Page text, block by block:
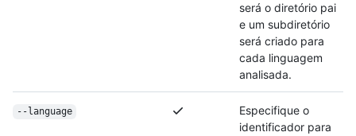
será o diretório pai
e um subdiretório
será criado para
cada linguagem
analisada.
--language
Especifique o
identificador para